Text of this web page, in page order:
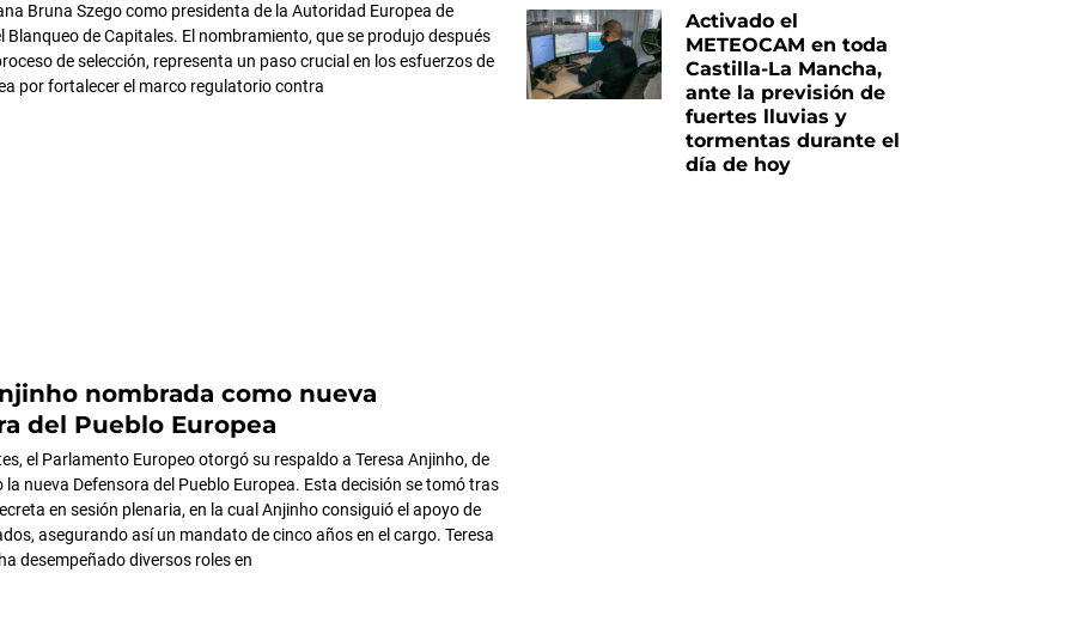
Bruna Szego como presidenta de la Autoridad Europea de
Blanqueo de Capitales. El nombramiento, que se produjo después
de selección, representa un paso crucial en los esfuerzos de
por fortalecer el marco regulatorio contra
nombrada como nueva
del Pueblo Europea
el Parlamento Europeo otorgó su respaldo a Teresa Anjinho, de
nueva Defensora del Pueblo Europea. Esta decisión se tomó tras
en sesión plenaria, en la cual Anjinho consiguió el apoyo de
asegurando así un mandato de cinco años en el cargo. Teresa
desempeñado diversos roles en
Activado el
METEOCAM en toda
Castilla-La Mancha,
ante la previsión de
fuertes lluvias y
tormentas durante el
día de hoy